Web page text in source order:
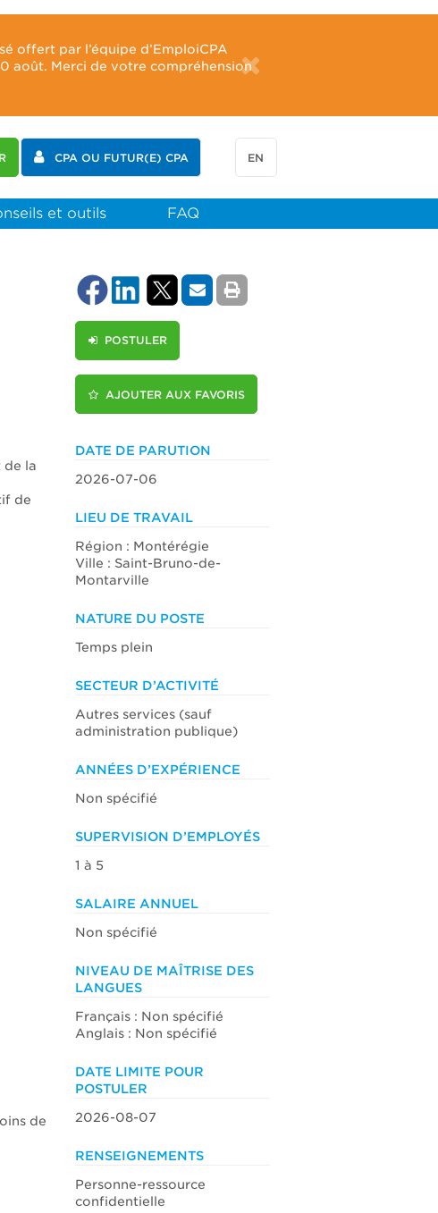
offert par l’équipe d’EmploiCPA
août. Merci de votre compréhension
CPA OU FUTUR(E) CPA EN
et outils FAQ
POSTULER
AJOUTER AUX FAVORIS
de la
de
de
DATE DE PARUTION
2026-07-06
LIEU DE TRAVAIL
Région : Montérégie
Ville : Saint-Bruno-de-
Montarville
NATURE DU POSTE
Temps plein
SECTEUR D’ACTIVITÉ
Autres services (sauf
administration publique)
ANNÉES D’EXPÉRIENCE
Non spécifié
SUPERVISION D’EMPLOYÉS
1 à 5
SALAIRE ANNUEL
Non spécifié
NIVEAU DE MAÎTRISE DES
LANGUES
Français : Non spécifié
Anglais : Non spécifié
DATE LIMITE POUR
POSTULER
2026-08-07
RENSEIGNEMENTS
Personne-ressource
confidentielle